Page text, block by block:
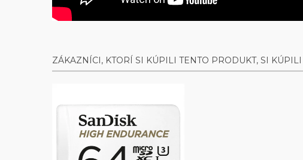
ZÁKAZNÍCI, KTORÍ SI KÚPILI TENTO PRODUKT, SI KÚPILI